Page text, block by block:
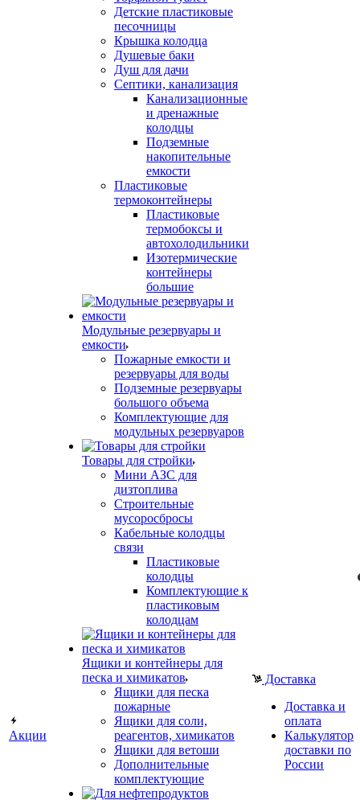
Акции
Детские пластиковые
песочницы
Крышка колодца
Душевые баки
Душ для дачи
Септики, канализация
Канализационные
и дренажные
колодцы
Подземные
накопительные
емкости
Пластиковые
термоконтейнеры
Пластиковые
термобоксы и
автохолодильники
Изотермические
контейнеры
большие
Модульные резервуары и
емкости
Пожарные емкости и
резервуары для воды
Подземные резервуары
большого объема
Комплектующие для
модульных резервуаров
Товары для стройки
Мини АЗС для
дизтоплива
Строительные
мусоросбросы
Кабельные колодцы
связи
Пластиковые
колодцы
Комплектующие к
пластиковым
колодцам
Ящики и контейнеры для
песка и химикатов
Ящики для песка
пожарные
Ящики для соли,
реагентов, химикатов
Ящики для ветоши
Дополнительные
комплектующие
Доставка
Доставка и
оплата
Калькулятор
доставки по
России